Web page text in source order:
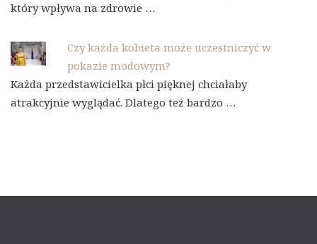
który wpływa na zdrowie …
Czy każda kobieta może uczestniczyć w
pokazie modowym?
Każda przedstawicielka płci pięknej chciałaby
atrakcyjnie wyglądać. Dlatego też bardzo …